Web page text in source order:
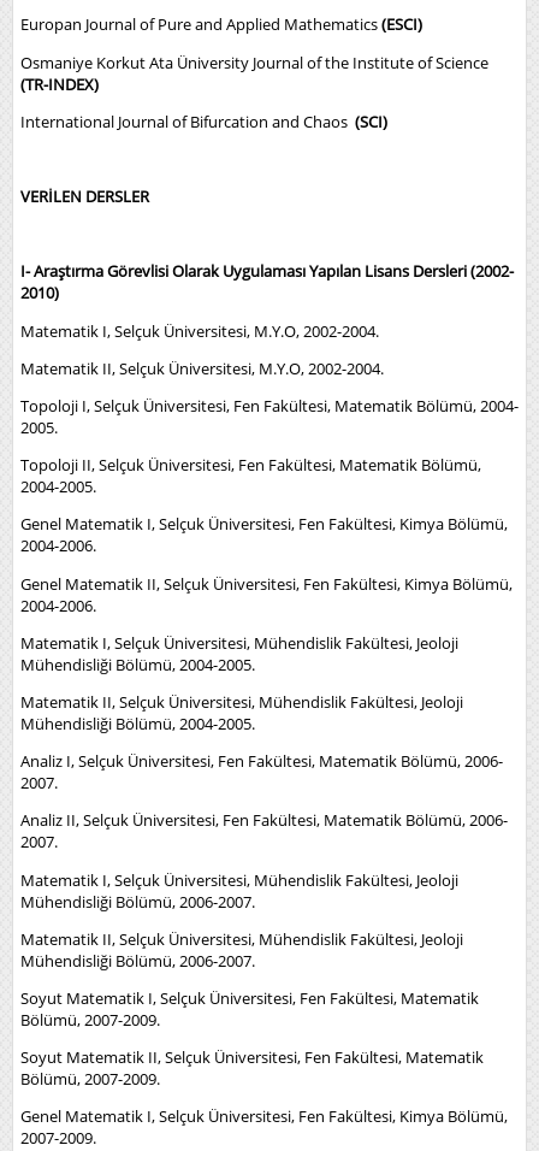
Europan Journal of Pure and Applied Mathematics(ESCI)
Osmaniye Korkut Ata Üniversity Journal of the Institute of Science
(TR-INDEX)
International Journal of Bifurcation and Chaos (SCI)
VERİLEN DERSLER
I- Araştırma Görevlisi Olarak Uygulaması Yapılan Lisans Dersleri (2002-
2010)
Matematik I, Selçuk Üniversitesi, M.Y.O, 2002-2004.
Matematik II, Selçuk Üniversitesi, M.Y.O, 2002-2004.
Topoloji I, Selçuk Üniversitesi, Fen Fakültesi, Matematik Bölümü, 2004-
2005.
Topoloji II, Selçuk Üniversitesi, Fen Fakültesi, Matematik Bölümü,
2004-2005.
Genel Matematik I, Selçuk Üniversitesi, Fen Fakültesi, Kimya Bölümü,
2004-2006.
Genel Matematik II, Selçuk Üniversitesi, Fen Fakültesi, Kimya Bölümü,
2004-2006.
Matematik I, Selçuk Üniversitesi, Mühendislik Fakültesi, Jeoloji
Mühendisliği Bölümü, 2004-2005.
Matematik II, Selçuk Üniversitesi, Mühendislik Fakültesi, Jeoloji
Mühendisliği Bölümü, 2004-2005.
Analiz I, Selçuk Üniversitesi, Fen Fakültesi, Matematik Bölümü, 2006-
2007.
Analiz II, Selçuk Üniversitesi, Fen Fakültesi, Matematik Bölümü, 2006-
2007.
Matematik I, Selçuk Üniversitesi, Mühendislik Fakültesi, Jeoloji
Mühendisliği Bölümü, 2006-2007.
Matematik II, Selçuk Üniversitesi, Mühendislik Fakültesi, Jeoloji
Mühendisliği Bölümü, 2006-2007.
Soyut Matematik I, Selçuk Üniversitesi, Fen Fakültesi, Matematik
Bölümü, 2007-2009.
Soyut Matematik II, Selçuk Üniversitesi, Fen Fakültesi, Matematik
Bölümü, 2007-2009.
Genel Matematik I, Selçuk Üniversitesi, Fen Fakültesi, Kimya Bölümü,
2007-2009.